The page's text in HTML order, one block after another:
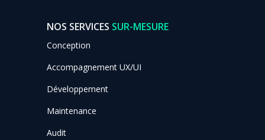
NOS SERVICES SUR-MESURE
Conception
Accompagnement UX/UI
Développement
Maintenance
Audit